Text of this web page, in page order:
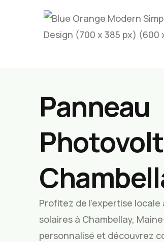
Panneau
Profitez de l’expertise
solaires à Chambellay,
personnalisé et découvrez